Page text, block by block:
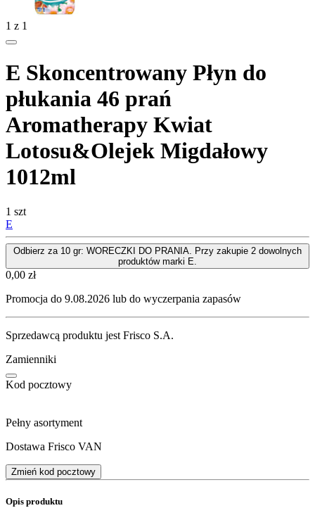
1 z 1
E Skoncentrowany Płyn do
płukania 46 prań
Aromatherapy Kwiat
Lotosu&Olejek Migdałowy
1012ml
1 szt
E
Odbierz za 10 gr: WORECZKI DO PRANIA. Przy zakupie 2 dowolnych
produktów marki E.
Cena
0,00 zł
Promocja do 9.08.2026 lub do wyczerpania zapasów
Sprzedawcą produktu jest Frisco S.A.
Zamienniki
Kod pocztowy
Pełny asortyment
Dostawa Frisco VAN
Zmień kod pocztowy
Opis produktu